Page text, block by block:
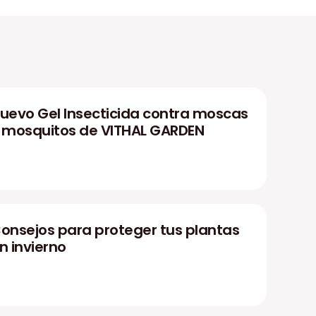
Gel Insecticida contra moscas
de VITHAL GARDEN
para proteger tus plantas
invierno